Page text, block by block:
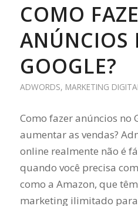
COMO
ANÚNCIOS
GOOGLE?
ADWORDS, MARKETING
Como fazer anúncios no
aumentar as vendas?
online realmente não é
quando você precisa
como a Amazon, que
marketing ilimitado